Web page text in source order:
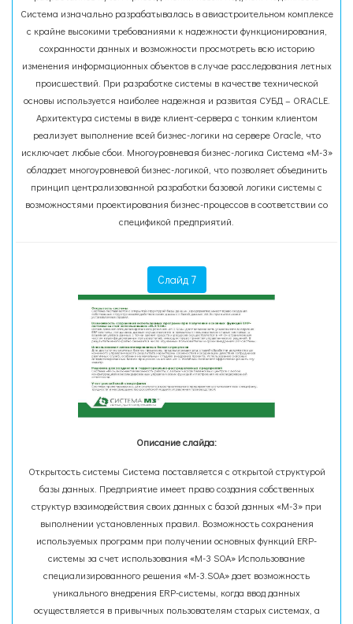
Система изначально разрабатывалась в авиастроительном комплексе
с крайне высокими требованиями к надежности функционирования,
сохранности данных и возможности просмотреть всю историю
изменения информационных объектов в случае расследования летных
происшествий. При разработке системы в качестве технической
основы используется наиболее надежная и развитая СУБД – ORACLE.
Архитектура системы в виде клиент-сервера с тонким клиентом
реализует выполнение всей бизнес-логики на сервере Oracle, что
исключает любые сбои. Многоуровневая бизнес-логика Система «М-3»
обладает многоуровневой бизнес-логикой, что позволяет объединить
принцип централизованной разработки базовой логики системы с
возможностями проектирования бизнес-процессов в соответствии со
спецификой предприятий.
Слайд 7
Описание слайда:
Открытость системы Система поставляется с открытой структурой
базы данных. Предприятие имеет право создания собственных
структур взаимодействия своих данных с базой данных «М-3» при
выполнении установленных правил. Возможность сохранения
используемых программ при получении основных функций ERP-
системы за счет использования «М-3 SOA» Использование
специализированного решения «М-3.SOA» дает возможность
уникального внедрения ERP-системы, когда ввод данных
осуществляется в привычных пользователям старых системах, а